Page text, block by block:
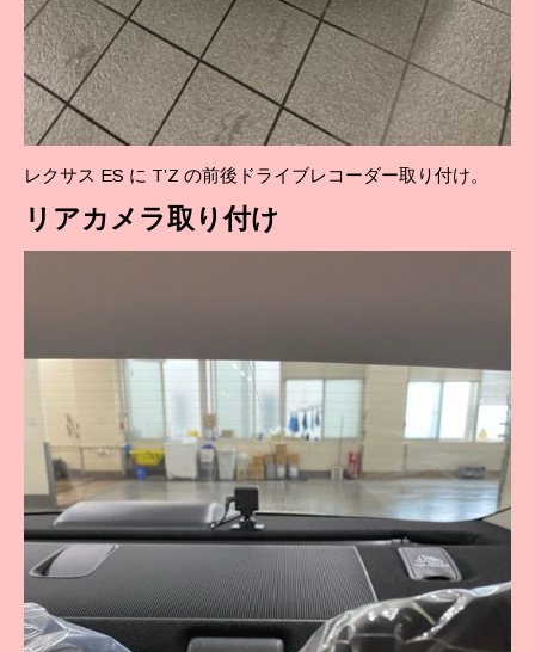
レクサス ES に T’Z の前後ドライブレコーダー取り付け。
リアカメラ取り付け